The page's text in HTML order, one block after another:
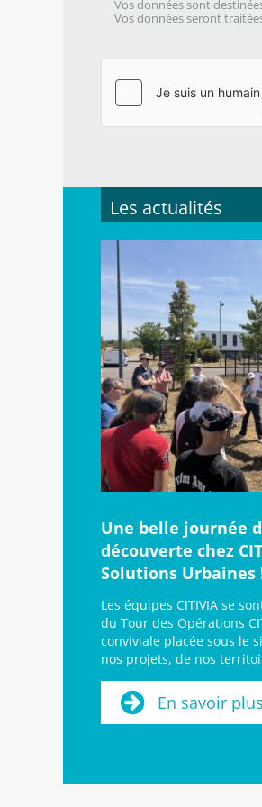
Vos données sont
Vos données seront
Les actualités
Une belle journée
découverte chez
Solutions Urbaines
Les équipes CITIVIA se
du Tour des Opérations
conviviale placée sous le
nos projets, de nos
En savoir plus